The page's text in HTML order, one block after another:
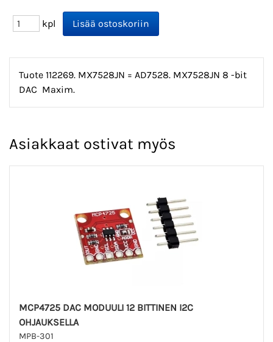
kpl
Tuote 112269. MX7528JN = AD7528. MX7528JN 8 -bit
DAC Maxim.
Asiakkaat ostivat myös
MCP4725 DAC MODUULI 12 BITTINEN I2C
OHJAUKSELLA
MPB-301